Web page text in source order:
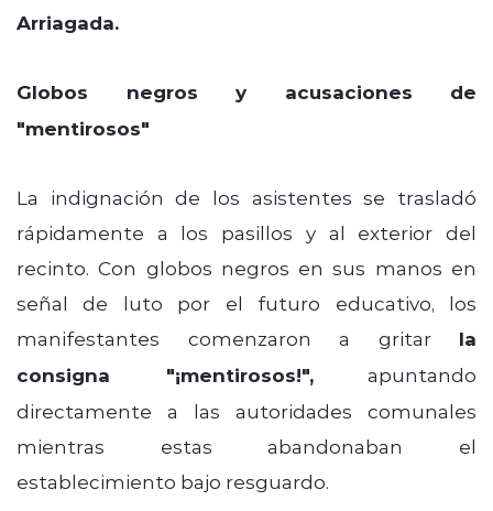
Arriagada.
Globos negros y acusaciones de
"mentirosos"
La indignación de los asistentes se trasladó
rápidamente a los pasillos y al exterior del
recinto. Con globos negros en sus manos en
señal de luto por el futuro educativo, los
manifestantes comenzaron a gritar la
consigna "¡mentirosos!",apuntando
directamente a las autoridades comunales
mientras estas abandonaban el
establecimiento bajo resguardo.